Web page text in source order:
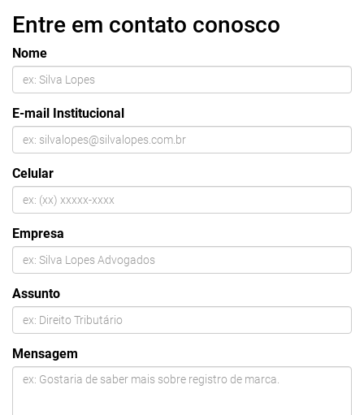
Entre em contato conosco
Nome
E-mail Institucional
Celular
Empresa
Assunto
Mensagem